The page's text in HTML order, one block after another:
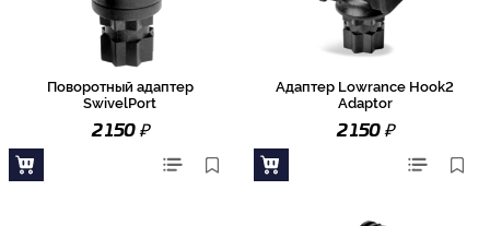
Поворотный адаптер
SwivelPort
2 150₽
Адаптер Lowrance Hook2
Adaptor
2 150₽